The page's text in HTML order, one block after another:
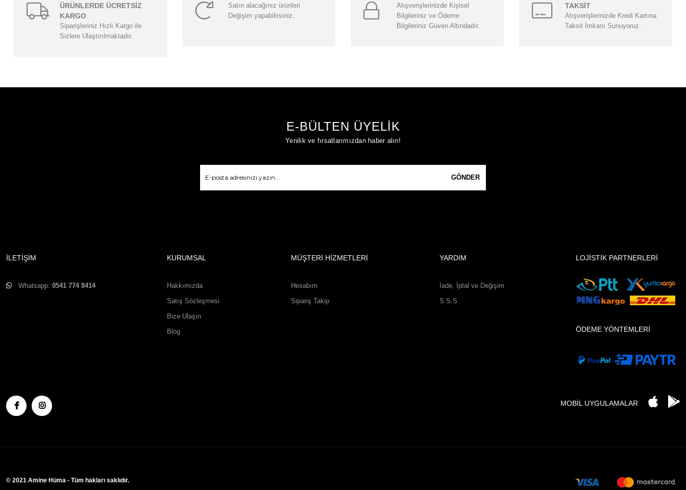
ÜRÜNLERDE ÜCRETSİZ
KARGO
Siparişleriniz Hızlı Kargo ile
Sizlere Ulaştırılmaktadır.
Satın alacağınız ürünleri
Değişim yapabilirsiniz.
Alışverişlerinizde Kişisel
Bilgileriniz ve Ödeme
Bilgileriniz Güven Altındadır.
TAKSİT
Alışverişlerinizde Kredi Kartına
Taksit İmkanı Sunuyoruz.
E-BÜLTEN ÜYELİK
Yenilik ve fırsatlarımızdan haber alın!
GÖNDER
İLETİŞİM
Whatsapp: 0541 774 8414
KURUMSAL
Hakkımızda
Satış Sözleşmesi
Bize Ulaşın
Blog
MÜŞTERİ HİZMETLERİ
Hesabım
Sipariş Takip
YARDIM
İade, İptal ve Değişim
S.S.S
LOJİSTİK PARTNERLERİ
ÖDEME YÖNTEMLERİ
MOBİL UYGULAMALAR
© 2021 Amine Hüma - Tüm hakları saklıdır.